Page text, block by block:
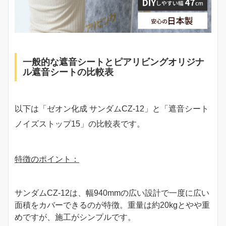
一般的な遮音シートとピアリビングオリジナ
ル遮音シートの比較表
以下は「ゼオン化成 サンダムCZ-12」と「遮音シート
ノイズストップ15」の比較表です。
特徴のポイント：
サンダムCZ-12は、幅940mmの広い設計で一度に広い
面積をカバーできるのが特徴。重量は約20kgとやや重
めですが、施工がシンプルです。